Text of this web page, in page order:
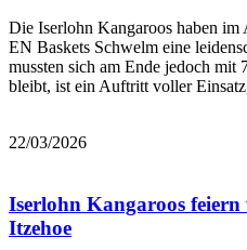
Die Iserlohn Kangaroos haben im
EN Baskets Schwelm eine
mussten sich am Ende jedoch mit
bleibt, ist ein Auftritt voller
22/03/2026
Iserlohn Kangaroos feiern
Itzehoe